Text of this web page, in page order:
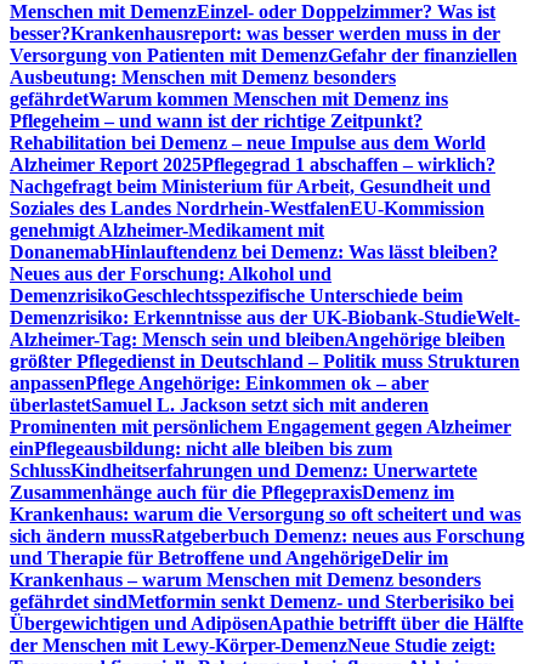
Menschen mit DemenzEinzel- oder Doppelzimmer? Was ist
besser?Krankenhausreport: was besser werden muss in der
Versorgung von Patienten mit DemenzGefahr der finanziellen
Ausbeutung: Menschen mit Demenz besonders
gefährdetWarum kommen Menschen mit Demenz ins
Pflegeheim – und wann ist der richtige Zeitpunkt?
Rehabilitation bei Demenz – neue Impulse aus dem World
Alzheimer Report 2025Pflegegrad 1 abschaffen – wirklich?
Nachgefragt beim Ministerium für Arbeit, Gesundheit und
Soziales des Landes Nordrhein-WestfalenEU-Kommission
genehmigt Alzheimer-Medikament mit
DonanemabHinlauftendenz bei Demenz: Was lässt bleiben?
Neues aus der Forschung: Alkohol und
DemenzrisikoGeschlechtsspezifische Unterschiede beim
Demenzrisiko: Erkenntnisse aus der UK-Biobank-StudieWelt-
Alzheimer-Tag: Mensch sein und bleibenAngehörige bleiben
größter Pflegedienst in Deutschland – Politik muss Strukturen
anpassenPflege Angehörige: Einkommen ok – aber
überlastetSamuel L. Jackson setzt sich mit anderen
Prominenten mit persönlichem Engagement gegen Alzheimer
einPflegeausbildung: nicht alle bleiben bis zum
SchlussKindheitserfahrungen und Demenz: Unerwartete
Zusammenhänge auch für die PflegepraxisDemenz im
Krankenhaus: warum die Versorgung so oft scheitert und was
sich ändern mussRatgeberbuch Demenz: neues aus Forschung
und Therapie für Betroffene und AngehörigeDelir im
Krankenhaus – warum Menschen mit Demenz besonders
gefährdet sindMetformin senkt Demenz- und Sterberisiko bei
Übergewichtigen und AdipösenApathie betrifft über die Hälfte
der Menschen mit Lewy-Körper-DemenzNeue Studie zeigt: